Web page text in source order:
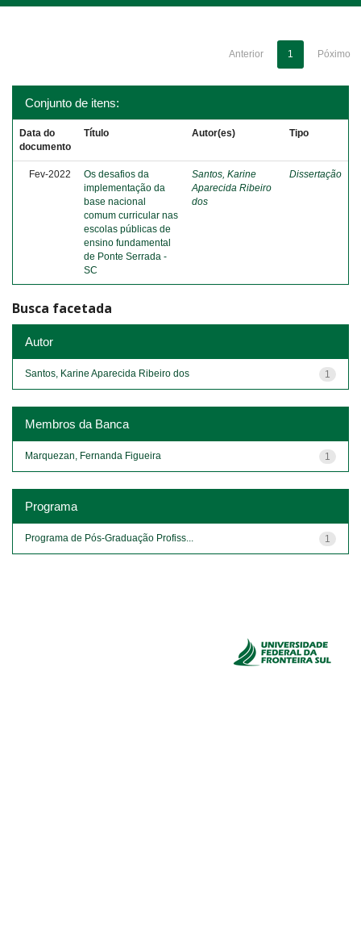
Anterior 1 Póximo
Conjunto de itens:
Data do
documento
Título Autor(es) Tipo
Fev-2022
Os desafios da
implementação da
base nacional
comum curricular nas
escolas públicas de
ensino fundamental
de Ponte Serrada -
SC
Santos, Karine
Aparecida Ribeiro
dos
Dissertação
Busca facetada
Autor
1
Santos, Karine Aparecida Ribeiro dos
Membros da Banca
1
Marquezan, Fernanda Figueira
Programa
1
Programa de Pós-Graduação Profiss...